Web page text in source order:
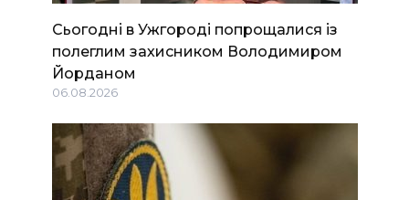
Сьогодні в Ужгороді попрощалися із
полеглим захисником Володимиром
Йорданом
06.08.2026